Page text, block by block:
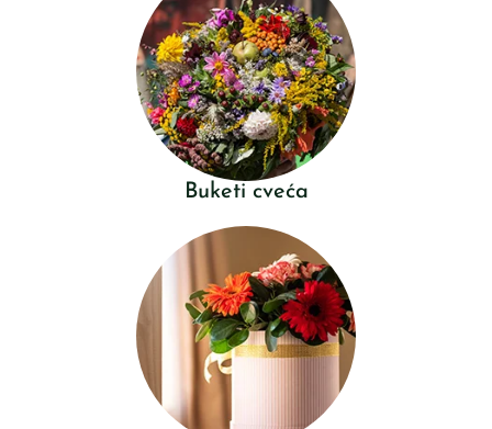
Buketi cveća